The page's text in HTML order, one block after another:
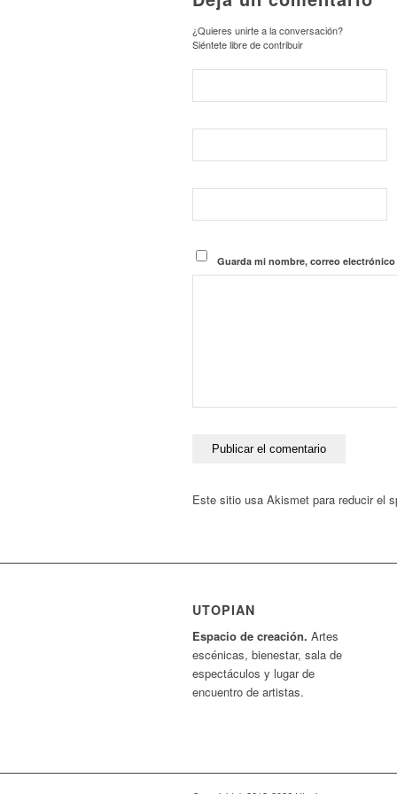
¿Quieres unirte a la conversación?
Siéntete libre de contribuir
Guarda mi nombre, correo
Este sitio usa Akismet para reducir el
UTOPIAN
Espacio de creación. Artes
escénicas, bienestar, sala de
espectáculos y lugar de
encuentro de artistas.